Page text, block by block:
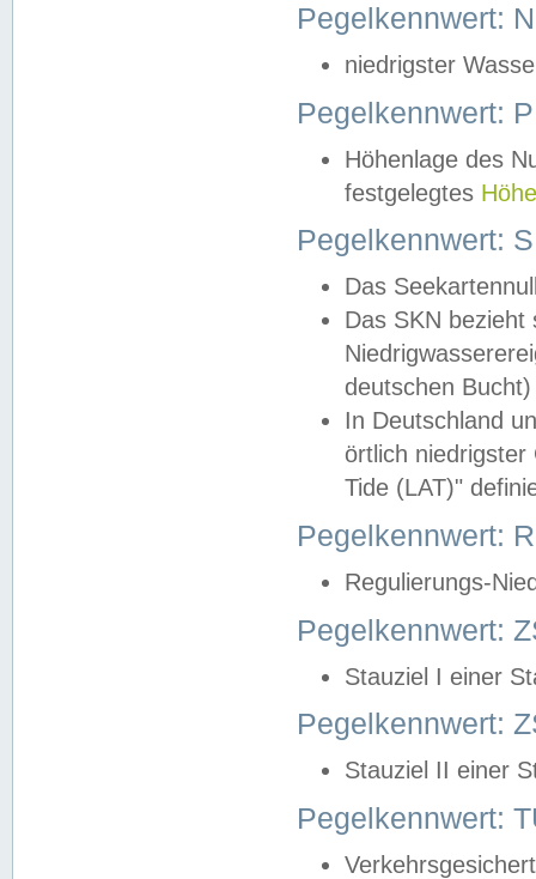
Pegelkennwert:
niedrigster
Pegelkennwert:
Höhenlage des
festgelegtes
Pegelkennwert:
Das
Das SKN
deutschen
In Deutschland
örtlich
Tide (LAT)"
Pegelkennwert:
Regulierungs-
Pegelkennwert:
Stauziel I einer
Pegelkennwert:
Stauziel II einer
Pegelkennwert: